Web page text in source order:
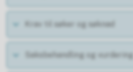
Krav til søker og søknad
Saksbehandling og vurdering